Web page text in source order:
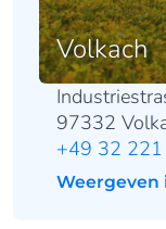
Volkach
97332
+49 32